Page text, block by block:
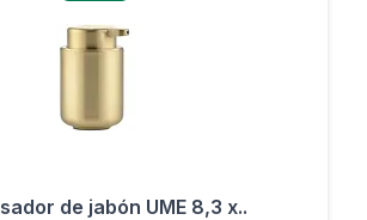
de jabón UME 8,3 x..